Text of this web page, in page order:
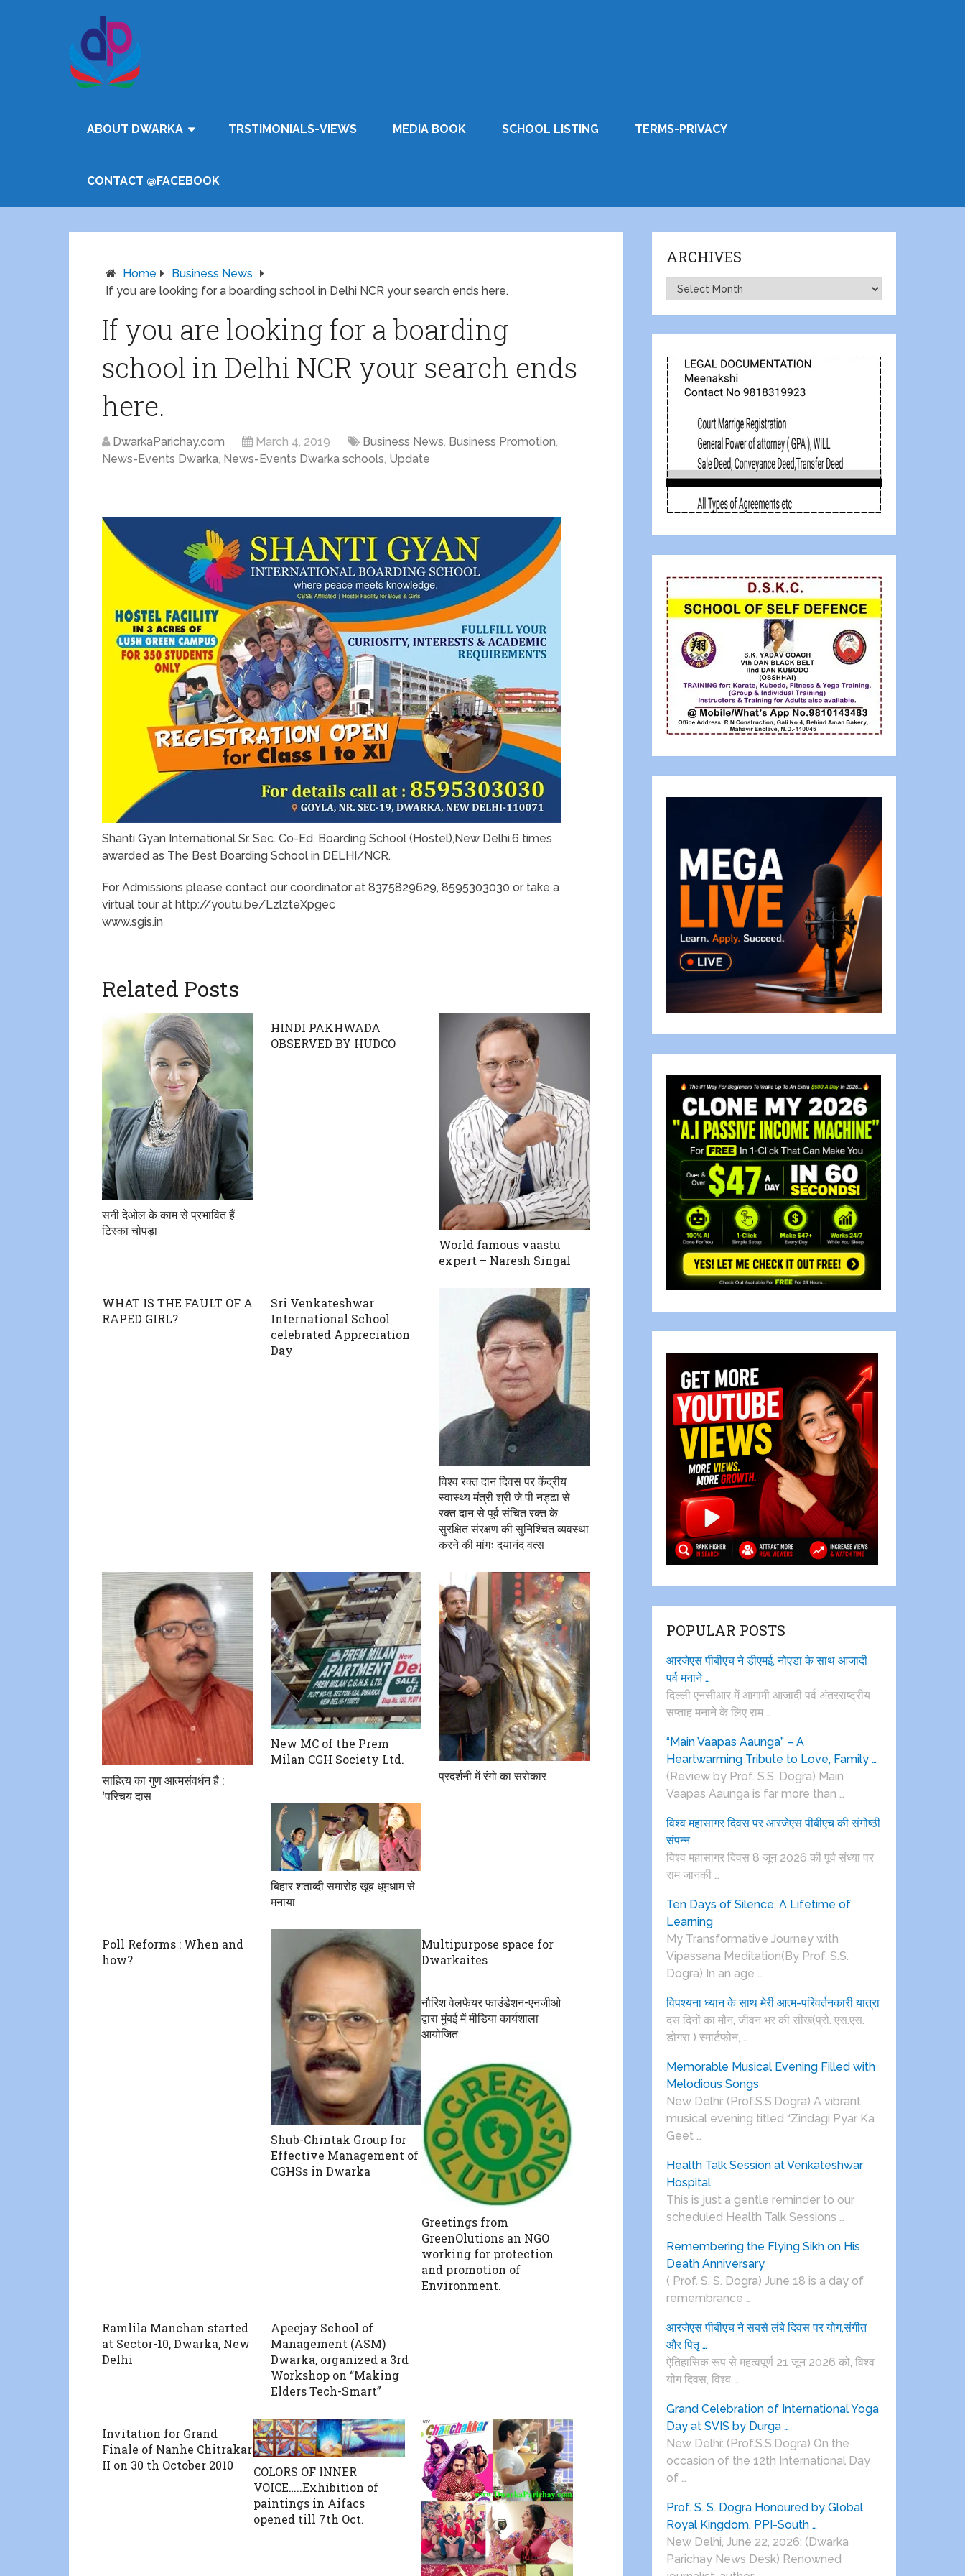
ABOUT DWARKA TRSTIMONIALS-VIEWS MEDIA BOOK SCHOOL LISTING TERMS-PRIVACY
CONTACT @FACEBOOK
Home
Business News
If you are looking for a boarding school in Delhi NCR your search ends here.
If you are looking for a boarding
school in Delhi NCR your search ends
here.
DwarkaParichay.com March 4, 2019 Business News, Business Promotion,
News-Events Dwarka, News-Events Dwarka schools, Update
Shanti Gyan International Sr. Sec. Co-Ed, Boarding School (Hostel),New Delhi.6 times
awarded as The Best Boarding School in DELHI/NCR.
For Admissions please contact our coordinator at 8375829629, 8595303030 or take a
virtual tour at http://youtu.be/LzlzteXpgec
www.sgis.in
Related Posts
सनी देओल के काम से प्रभावित हैं
टिस्का चोपड़ा
HINDI PAKHWADA
OBSERVED BY HUDCO
World famous vaastu
expert – Naresh Singal
WHAT IS THE FAULT OF A
RAPED GIRL?
Sri Venkateshwar
International School
celebrated Appreciation
Day
विश्व रक्त दान दिवस पर केंद्रीय
स्वास्थ्य मंत्री श्री जे.पी नड्ढा से
रक्त दान से पूर्व संचित रक्त के
सुरक्षित संरक्षण की सुनिश्चित व्यवस्था
करने की मांगः दयानंद वत्स
साहित्य का गुण आत्मसंवर्धन है :
‘परिचय दास
New MC of the Prem
Milan CGH Society Ltd.
प्रदर्शनी में रंगो का सरोकार
बिहार शताब्दी समारोह खूब धूमधाम से
मनाया
Poll Reforms : When and
how?
Shub-Chintak Group for
Effective Management of
CGHSs in Dwarka
Multipurpose space for
Dwarkaites
नौरिश वेलफेयर फाउंडेशन-एनजीओ
द्वारा मुंबई में मीडिया कार्यशाला
आयोजित
Greetings from
GreenOlutions an NGO
working for protection
and promotion of
Environment.
Ramlila Manchan started
at Sector-10, Dwarka, New
Delhi
Apeejay School of
Management (ASM)
Dwarka, organized a 3rd
Workshop on “Making
Elders Tech-Smart”
Invitation for Grand
Finale of Nanhe Chitrakar
II on 30 th October 2010
COLORS OF INNER
VOICE…..Exhibition of
paintings in Aifacs
opened till 7th Oct.
ARCHIVES
Archives
POPULAR POSTS
आरजेएस पीबीएच ने डीएमई, नोएडा के साथ आजादी
पर्व मनाने …
दिल्ली एनसीआर में आगामी आजादी पर्व अंतरराष्ट्रीय
सप्ताह मनाने के लिए राम …
“Main Vaapas Aaunga” – A
Heartwarming Tribute to Love, Family …
(Review by Prof. S.S. Dogra) Main
Vaapas Aaunga is far more than …
विश्व महासागर दिवस पर आरजेएस पीबीएच की संगोष्ठी
संपन्न
विश्व महासागर दिवस 8 जून 2026 की पूर्व संध्या पर
राम जानकी …
Ten Days of Silence, A Lifetime of
Learning
My Transformative Journey with
Vipassana Meditation(By Prof. S.S.
Dogra) In an age …
विपश्यना ध्यान के साथ मेरी आत्म-परिवर्तनकारी यात्रा
दस दिनों का मौन, जीवन भर की सीख(प्रो. एस.एस.
डोगरा ) स्मार्टफोन, …
Memorable Musical Evening Filled with
Melodious Songs
New Delhi: (Prof.S.S.Dogra) A vibrant
musical evening titled “Zindagi Pyar Ka
Geet …
Health Talk Session at Venkateshwar
Hospital
This is just a gentle reminder to our
scheduled Health Talk Sessions …
Remembering the Flying Sikh on His
Death Anniversary
( Prof. S. S. Dogra) June 18 is a day of
remembrance …
आरजेएस पीबीएच ने सबसे लंबे दिवस पर योग,संगीत
और पितृ …
ऐतिहासिक रूप से महत्वपूर्ण 21 जून 2026 को, विश्व
योग दिवस, विश्व …
Grand Celebration of International Yoga
Day at SVIS by Durga …
New Delhi: (Prof.S.S.Dogra) On the
occasion of the 12th International Day
of …
Prof. S. S. Dogra Honoured by Global
Royal Kingdom, PPI-South …
New Delhi, June 22, 2026: (Dwarka
Parichay News Desk) Renowned